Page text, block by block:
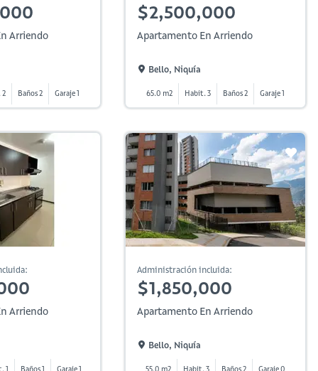
Arriendo
2 Baños 2 Garaje 1
$2,500,000
Apartamento En Arriendo
Bello, Niquía
65.0 m2 Habit. 3 Baños 2 Garaje 1
Arriendo
Administración incluida:
$1,850,000
Apartamento En Arriendo
Bello, Niquía